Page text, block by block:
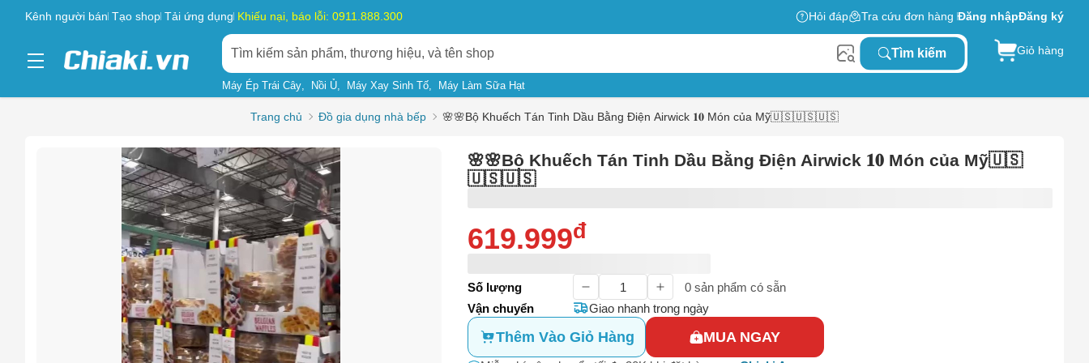
Kênh người bán Tạo shop Tải ứng dụng Khiếu nại, báo lỗi: 0911.888.300 Hỏi đáp Tra cứu đơn hàng Đăng nhậpĐăng ký
Tìm kiếm
Máy Ép Trái Cây Nồi Ủ Máy Xay Sinh Tố Máy Làm Sữa Hạt
Giỏ hàng
Trang chủ Đồ gia dụng nhà bếp 🌸🌸Bộ Khuếch Tán Tinh Dầu Bằng Điện Airwick 𝟏𝟎 Món của Mỹ🇺🇸🇺🇸🇺🇸
🌸🌸Bộ Khuếch Tán Tinh Dầu Bằng Điện Airwick 𝟏𝟎 Món của Mỹ🇺🇸
🇺🇸🇺🇸
619.999đ
Số lượng 0 sản phẩm có sẵn
Vận chuyển
Giao nhanh trong ngày
Thêm Vào Giỏ Hàng MUA NGAY
Chọn lý do
Sản phẩm có dấu hiệu lừa đảo
Hàng giả, hàng nháiBạn gặp vấn đề vềSản phẩmhayMua hàng?